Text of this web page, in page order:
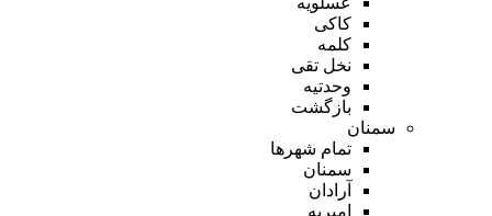
کاکی
کلمه
نخل تقی
وحدتیه
بازگشت
سمنان
تمام شهر‌ها
سمنان
آرادان
امیریه